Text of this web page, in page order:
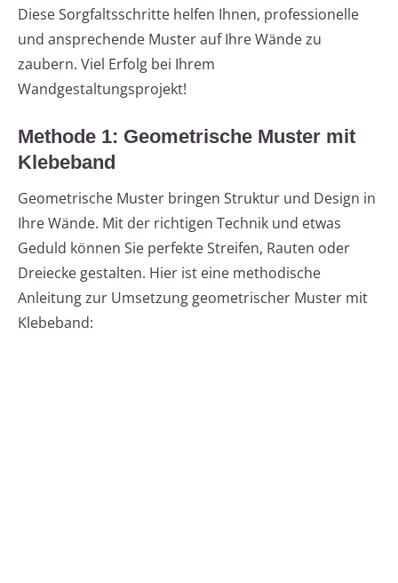
Diese Sorgfaltsschritte helfen Ihnen, professionelle
und ansprechende Muster auf Ihre Wände zu
zaubern. Viel Erfolg bei Ihrem
Wandgestaltungsprojekt!
Methode 1: Geometrische Muster mit
Klebeband
Geometrische Muster bringen Struktur und Design in
Ihre Wände. Mit der richtigen Technik und etwas
Geduld können Sie perfekte Streifen, Rauten oder
Dreiecke gestalten. Hier ist eine methodische
Anleitung zur Umsetzung geometrischer Muster mit
Klebeband: